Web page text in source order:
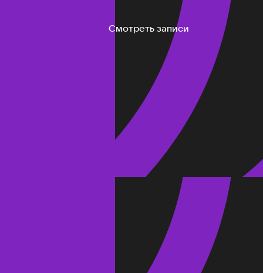
Смотреть записи